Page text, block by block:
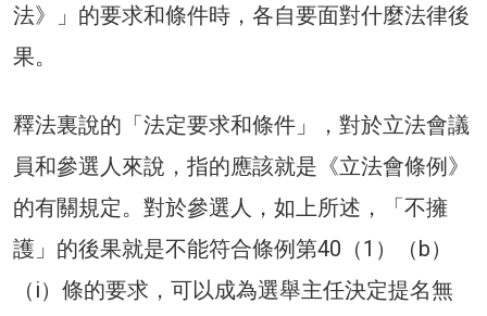
法》」的要求和條件時，各自要面對什麼法律後
果。
釋法裏說的「法定要求和條件」，對於立法會議
員和參選人來說，指的應該就是《立法會條例》
的有關規定。對於參選人，如上所述，「不擁
護」的後果就是不能符合條例第40（1）（b）
（i）條的要求，可以成為選舉主任決定提名無